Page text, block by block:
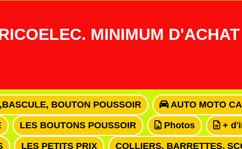
MINIMUM
BOUTON POUSSOIR AUTO MOTO
LES BOUTONS POUSSOIR Photos +
LES PETITS PRIX COLLIERS, BARRETTES,